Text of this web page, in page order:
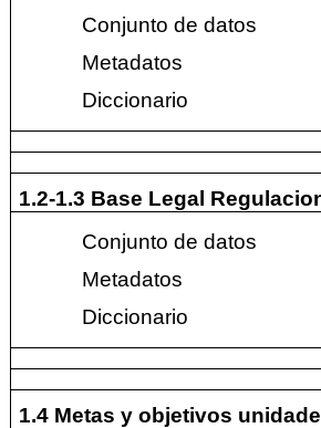
Conjunto de datos
Metadatos
Diccionario
1.2-1.3 Base Legal
Conjunto de datos
Metadatos
Diccionario
1.4 Metas y objetivos